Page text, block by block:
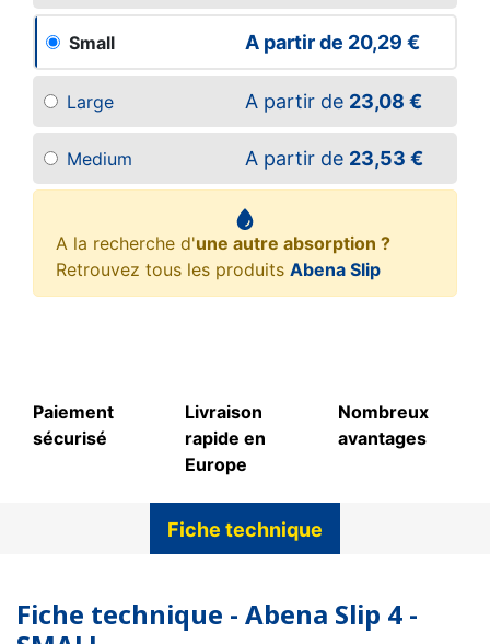
Small A partir de 20,29 €
Large A partir de 23,08 €
Medium A partir de 23,53 €
A la recherche d'une autre absorption ?
Retrouvez tous les produits Abena Slip
Paiement
sécurisé
Livraison
rapide en
Europe
Nombreux
avantages
Fiche technique
Fiche technique - Abena Slip 4 -